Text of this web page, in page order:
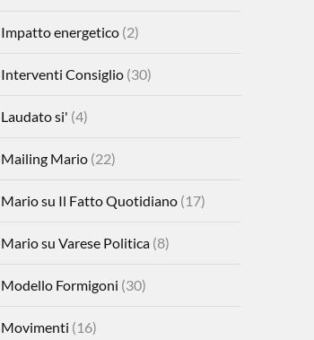
Impatto energetico(2)
Interventi Consiglio(30)
Laudato si' (4)
Mailing Mario(22)
Mario su Il Fatto Quotidiano(17)
Mario su Varese Politica(8)
Modello Formigoni (30)
Movimenti (16)